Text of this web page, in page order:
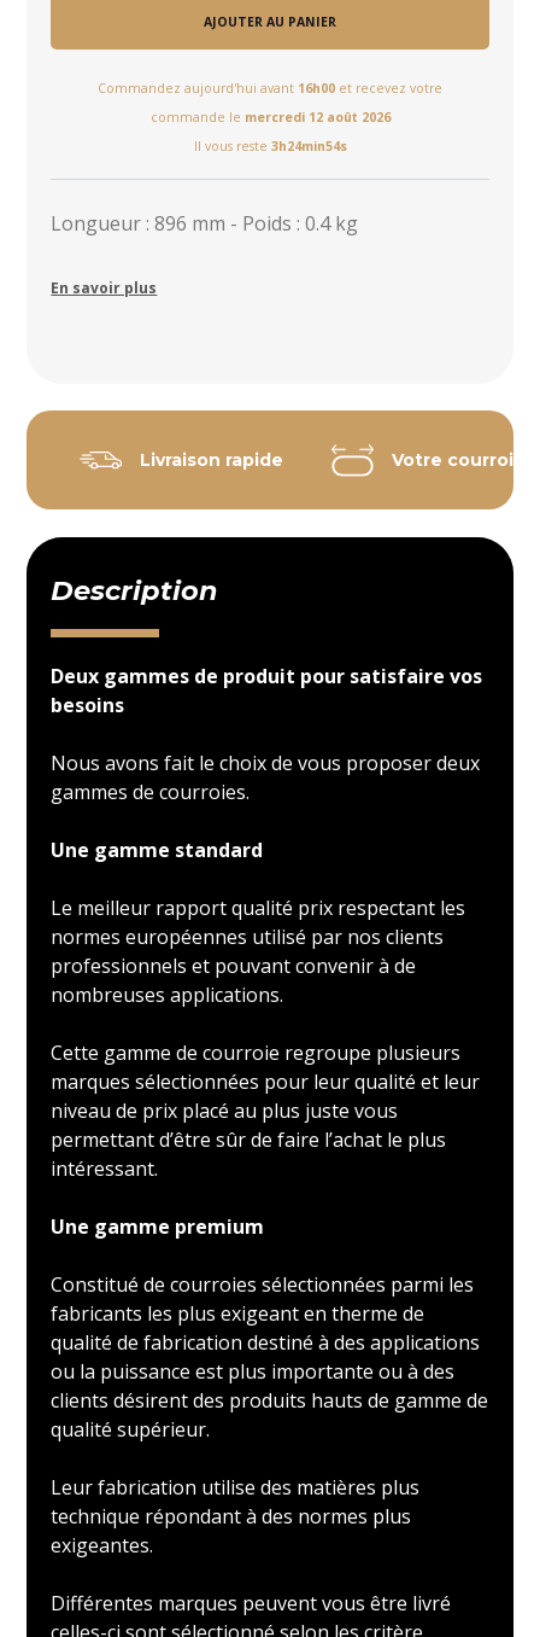
AJOUTER AU PANIER
Commandez aujourd'hui avant 16h00 et recevez votre
commande le mercredi 12 août 2026
Il vous reste 3h24min54s
Longueur : 896 mm - Poids : 0.4 kg
En savoir plus
Livraison rapide Votre courroie
Description
Deux gammes de produit pour satisfaire vos
besoins
Nous avons fait le choix de vous proposer deux
gammes de courroies.
Une gamme standard
Le meilleur rapport qualité prix respectant les
normes européennes utilisé par nos clients
professionnels et pouvant convenir à de
nombreuses applications.
Cette gamme de courroie regroupe plusieurs
marques sélectionnées pour leur qualité et leur
niveau de prix placé au plus juste vous
permettant d’être sûr de faire l’achat le plus
intéressant.
Une gamme premium
Constitué de courroies sélectionnées parmi les
fabricants les plus exigeant en therme de
qualité de fabrication destiné à des applications
ou la puissance est plus importante ou à des
clients désirent des produits hauts de gamme de
qualité supérieur.
Leur fabrication utilise des matières plus
technique répondant à des normes plus
exigeantes.
Différentes marques peuvent vous être livré